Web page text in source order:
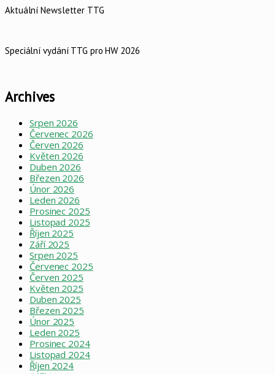
Aktuální Newsletter TTG
Speciální vydání TTG pro HW 2026
Archives
Srpen 2026
Červenec 2026
Červen 2026
Květen 2026
Duben 2026
Březen 2026
Únor 2026
Leden 2026
Prosinec 2025
Listopad 2025
Říjen 2025
Září 2025
Srpen 2025
Červenec 2025
Červen 2025
Květen 2025
Duben 2025
Březen 2025
Únor 2025
Leden 2025
Prosinec 2024
Listopad 2024
Říjen 2024